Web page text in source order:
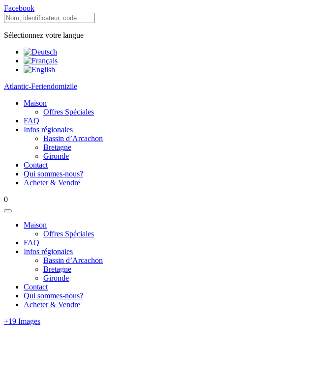
Facebook
Sélectionnez votre langue
Atlantic-Feriendomizile
Maison
Offres Spéciales
FAQ
Infos régionales
Bassin d’Arcachon
Bretagne
Gironde
Contact
Qui sommes-nous?
Acheter & Vendre
0
Maison
Offres Spéciales
FAQ
Infos régionales
Bassin d’Arcachon
Bretagne
Gironde
Contact
Qui sommes-nous?
Acheter & Vendre
+19 Images